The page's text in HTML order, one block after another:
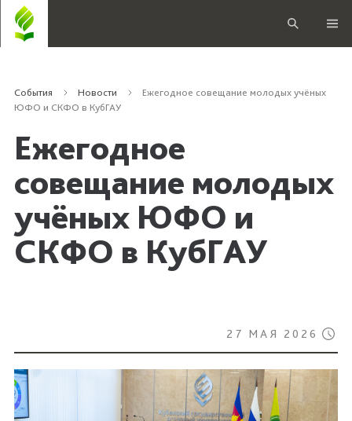
События Новости
Ежегодное совещание молодых учёных
ЮФО и СКФО в КубГАУ
Ежегодное
совещание молодых
учёных ЮФО и
СКФО в КубГАУ
27 МАЯ 2026